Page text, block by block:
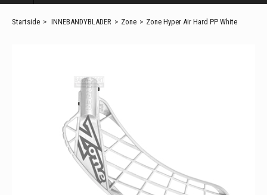
Startside > INNEBANDYBLADER > Zone > Zone Hyper Air Hard PP White